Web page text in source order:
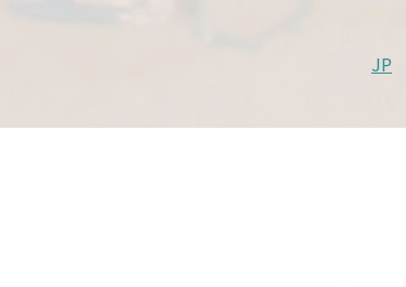
JP